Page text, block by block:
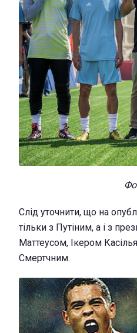
Слід уточнити, що на
тільки з Путіним, а і з
Маттеусом, Ікером
Смертчним.